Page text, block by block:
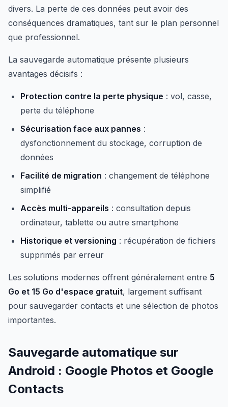
divers. La perte de ces données peut avoir des
conséquences dramatiques, tant sur le plan personnel
que professionnel.
La sauvegarde automatique présente plusieurs
avantages décisifs :
Protection contre la perte physique : vol, casse,
perte du téléphone
Sécurisation face aux pannes :
dysfonctionnement du stockage, corruption de
données
Facilité de migration : changement de téléphone
simplifié
Accès multi-appareils : consultation depuis
ordinateur, tablette ou autre smartphone
Historique et versioning : récupération de fichiers
supprimés par erreur
Les solutions modernes offrent généralement entre 5
Go et 15 Go d'espace gratuit, largement suffisant
pour sauvegarder contacts et une sélection de photos
importantes.
Sauvegarde automatique sur
Android : Google Photos et Google
Contacts